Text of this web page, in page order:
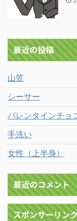
最近の投稿
山笠
シーサー
バレンタインチョ
手洗い
女性（上半身）
最近のコメント
スポンサーリン